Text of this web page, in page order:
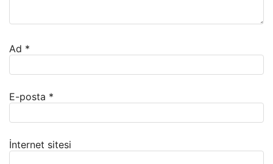
Ad *
E-posta *
İnternet sitesi